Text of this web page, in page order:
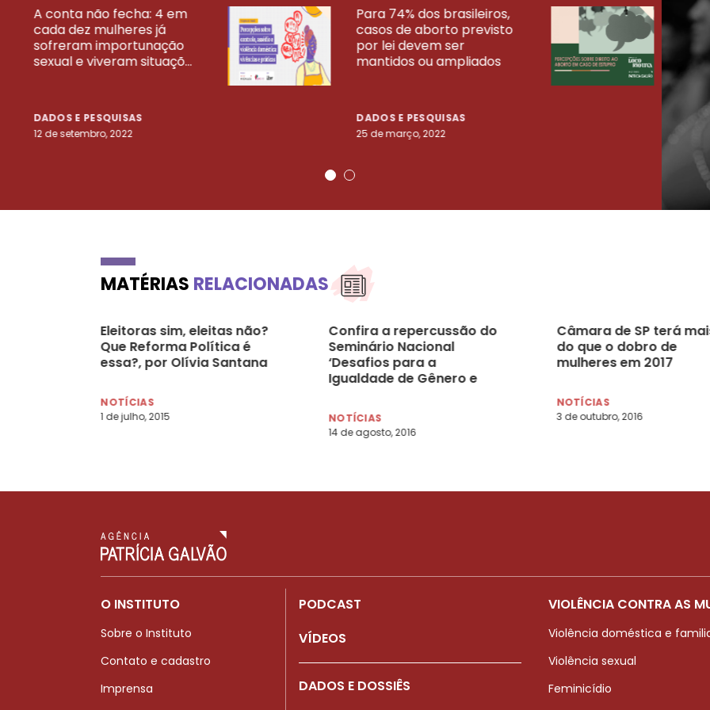
A conta não fecha: 4 em
cada dez mulheres já
sofreram importunação
sexual e viveram situaçõ...
DADOS E PESQUISAS
12 de setembro, 2022
Para 74% dos brasileiros,
casos de aborto previsto
por lei devem ser
mantidos ou ampliados
DADOS E PESQUISAS
25 de março, 2022
23
VEJA MAIS PESQUISAS
MATÉRIAS RELACIONADAS
Eleitoras sim, eleitas não?
Que Reforma Política é
essa?, por Olívia Santana
NOTÍCIAS
1 de julho, 2015
Confira a repercussão do
Seminário Nacional
‘Desafios para a
Igualdade de Gênero e
Municipais de 2016’ na
mídia
NOTÍCIAS
14 de agosto, 2016
Câmara de SP terá
do que o dobro de
mulheres em 2017
NOTÍCIAS
3 de outubro, 2016
O INSTITUTO
Sobre o Instituto
Contato e cadastro
Imprensa
PODCAST
VÍDEOS
DADOS E DOSSIÊS
VIOLÊNCIA CONTRA AS
Violência doméstica e
Violência sexual
Feminicídio